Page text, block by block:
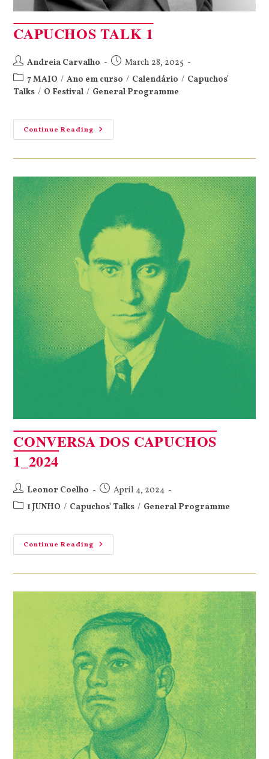
CAPUCHOS TALK 1
Andreia Carvalho
March 28, 2025
7 MAIO / Ano em curso / Calendário / Capuchos'
Talks / O Festival / General Programme
Continue Reading
CONVERSA DOS CAPUCHOS
1_2024
Leonor Coelho
April 4, 2024
1 JUNHO / Capuchos' Talks / General Programme
Continue Reading